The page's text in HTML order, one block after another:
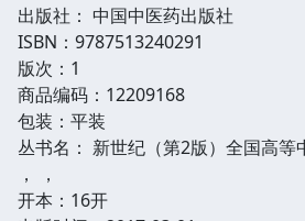
出版社： 中国中医药出版社
ISBN：9787513240291
版次：1
商品编码：12209168
包装：平装
丛书名： 新世纪（第2版）全国高等
， ，
开本：16开